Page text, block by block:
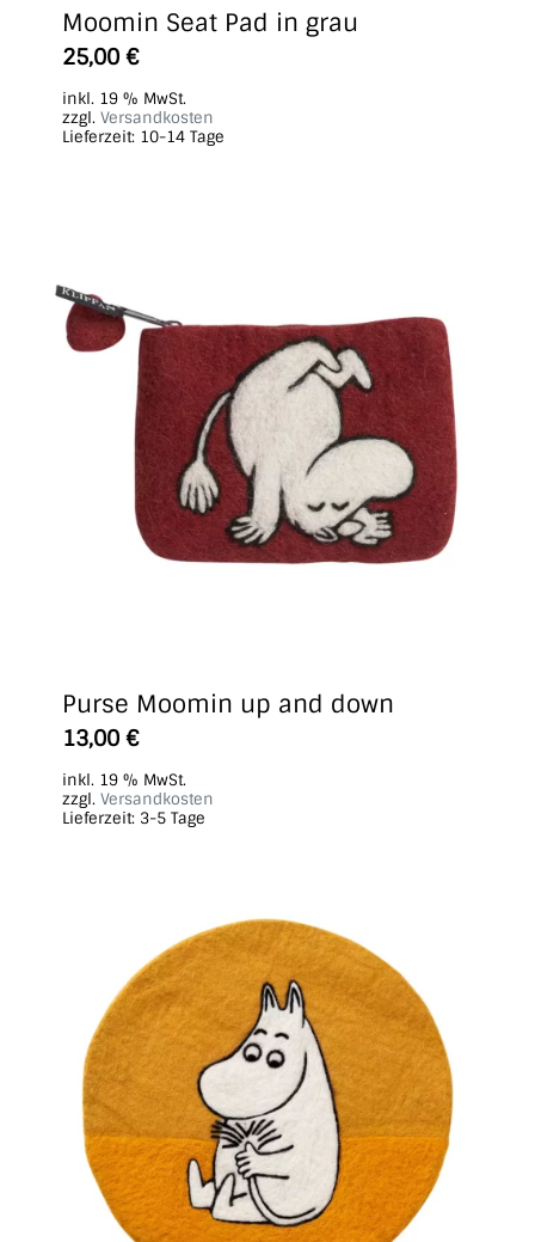
Moomin Seat Pad in grau
25,00 €
inkl. 19 % MwSt.
zzgl. Versandkosten
Lieferzeit: 10-14 Tage
Purse Moomin up and down
13,00 €
inkl. 19 % MwSt.
zzgl. Versandkosten
Lieferzeit: 3-5 Tage